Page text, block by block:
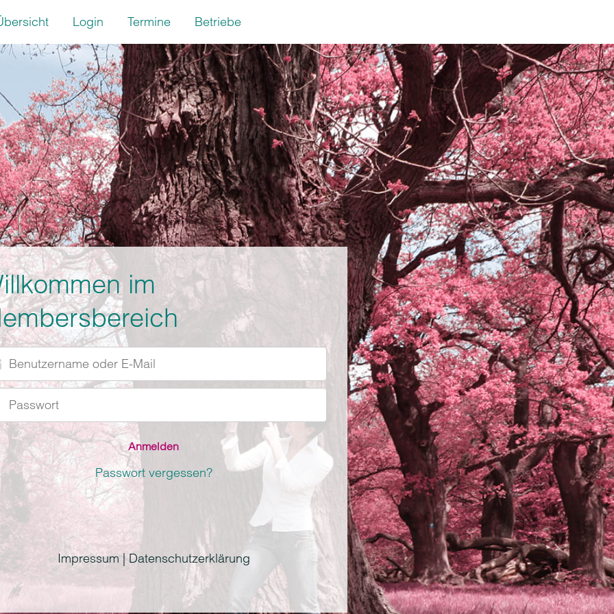
Login Termine Betriebe
im
Passwort vergessen?
Impressum | Datenschutzerklärung